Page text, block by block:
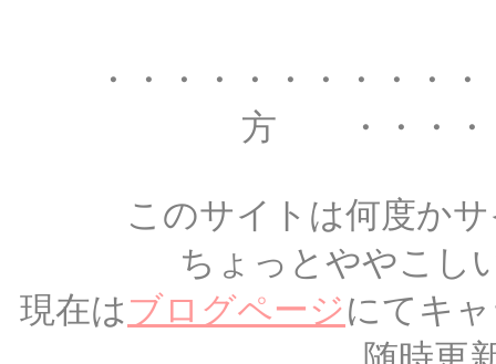
・・・・・・・・・
方 ・・・・
このサイトは何度か
ちょっとややこし
現在はブログページにてキ